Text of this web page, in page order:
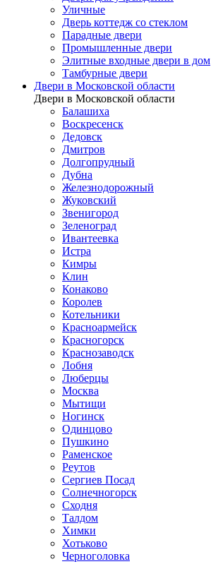
Уличные
Дверь коттедж со стеклом
Парадные двери
Промышленные двери
Элитные входные двери в дом
Тамбурные двери
Двери в Московской области
Двери в Московской области
Балашиха
Воскресенск
Дедовск
Дмитров
Долгопрудный
Дубна
Железнодорожный
Жуковский
Звенигород
Зеленоград
Ивантеевка
Истра
Кимры
Клин
Конаково
Королев
Котельники
Красноармейск
Красногорск
Краснозаводск
Лобня
Люберцы
Москва
Мытищи
Ногинск
Одинцово
Пушкино
Раменское
Реутов
Сергиев Посад
Солнечногорск
Сходня
Талдом
Химки
Хотьково
Черноголовка